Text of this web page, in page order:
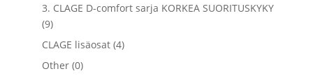
3. CLAGE D-comfort sarja KORKEA SUORITUSKYKY
(9)
CLAGE lisäosat (4)
Other (0)